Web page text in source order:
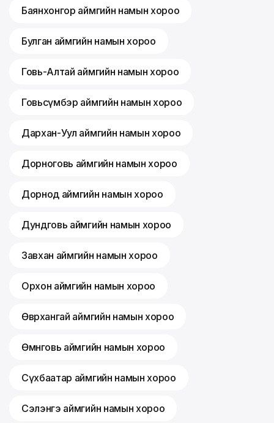
Баянхонгор аймгийн намын хороо
Булган аймгийн намын хороо
Говь-Алтай аймгийн намын хороо
Говьсүмбэр аймгийн намын хороо
Дархан-Уул аймгийн намын хороо
Дорноговь аймгийн намын хороо
Дорнод аймгийн намын хороо
Дундговь аймгийн намын хороо
Завхан аймгийн намын хороо
Орхон аймгийн намын хороо
Өвөрхангай аймгийн намын хороо
Өмнөговь аймгийн намын хороо
Сүхбаатар аймгийн намын хороо
Сэлэнгэ аймгийн намын хороо